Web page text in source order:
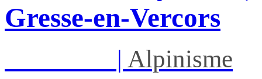
Gresse-en-Vercors
| Alpinisme